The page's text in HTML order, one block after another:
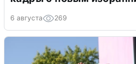
6 августа 269